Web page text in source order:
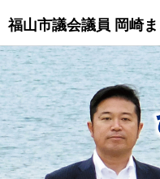
福山市議会議員 岡崎
HOME
重要情報
プロフィール